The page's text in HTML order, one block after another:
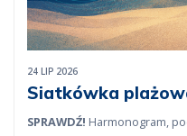
24 LIP 2026
Siatkówka
lekarskich
SPRAWDŹ! Harmonogram,